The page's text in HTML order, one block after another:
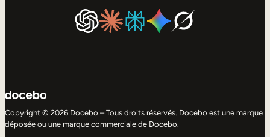
Copyright © 2026 Docebo – Tous droits réservés. Docebo est une marque
déposée ou une marque commerciale de Docebo.